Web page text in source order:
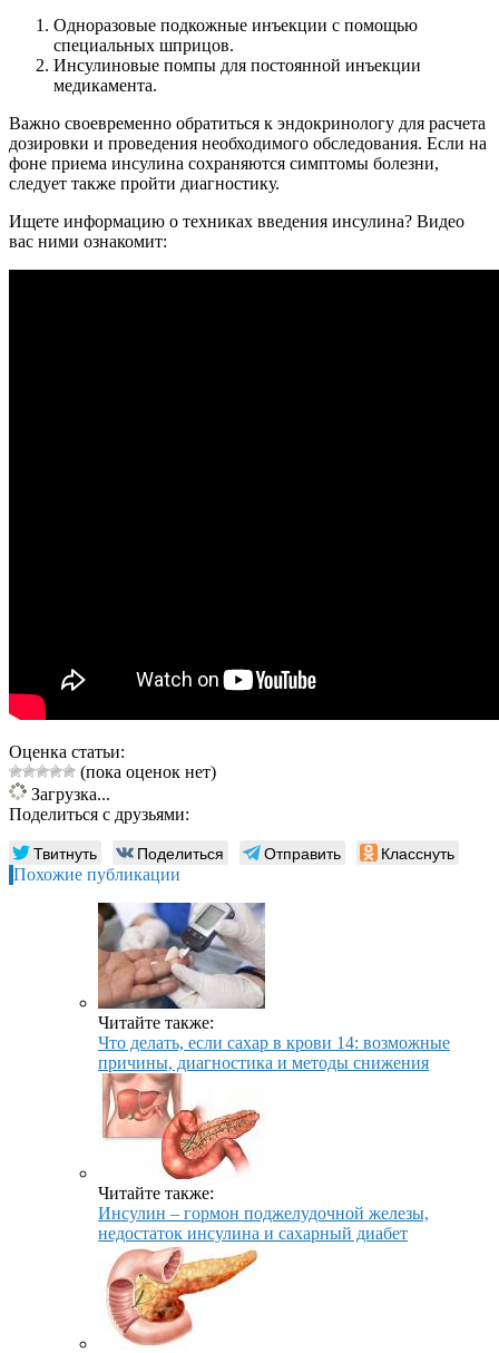
Одноразовые подкожные инъекции с помощью
специальных шприцов.
Инсулиновые помпы для постоянной инъекции
медикамента.
Важно своевременно обратиться к эндокринологу для расчета
дозировки и проведения необходимого обследования. Если на
фоне приема инсулина сохраняются симптомы болезни,
следует также пройти диагностику.
Ищете информацию о техниках введения инсулина? Видео
вас ними ознакомит:
Оценка статьи:
(пока оценок нет)
Загрузка...
Поделиться с друзьями:
Твитнуть Поделиться Отправить Класснуть
Похожие публикации
Читайте также:
Что делать, если сахар в крови 14: возможные
причины, диагностика и методы снижения
Читайте также:
Инсулин – гормон поджелудочной железы,
недостаток инсулина и сахарный диабет